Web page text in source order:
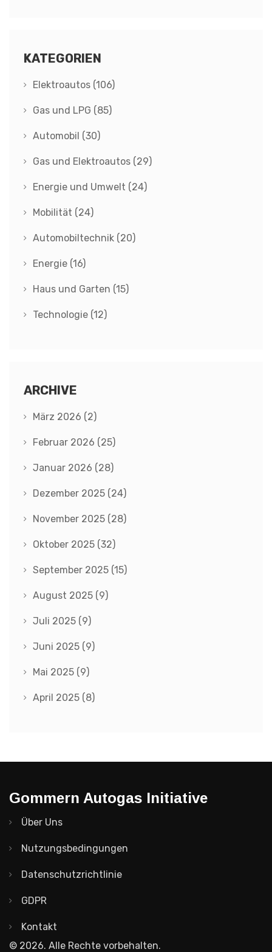
KATEGORIEN
Elektroautos (106)
Gas und LPG (85)
Automobil (30)
Gas und Elektroautos (29)
Energie und Umwelt (24)
Mobilität (24)
Automobiltechnik (20)
Energie (16)
Haus und Garten (15)
Technologie (12)
ARCHIVE
März 2026 (2)
Februar 2026 (25)
Januar 2026 (28)
Dezember 2025 (24)
November 2025 (28)
Oktober 2025 (32)
September 2025 (15)
August 2025 (9)
Juli 2025 (9)
Juni 2025 (9)
Mai 2025 (9)
April 2025 (8)
Gommern Autogas Initiative
Über Uns
Nutzungsbedingungen
Datenschutzrichtlinie
GDPR
Kontakt
© 2026. Alle Rechte vorbehalten.